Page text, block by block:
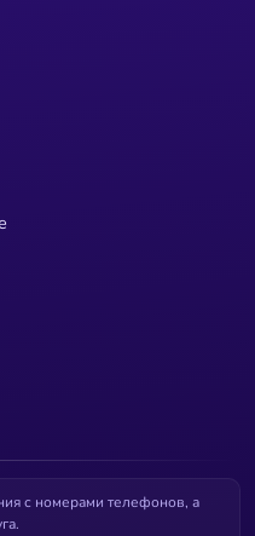
с номерами телефонов, а